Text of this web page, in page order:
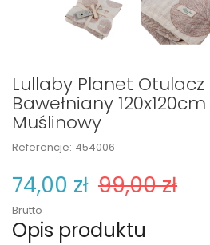
Lullaby Planet Otulacz
Bawełniany 120x120cm
Muślinowy
Referencje: 454006
74,00 zł 99,00 zł
Brutto
Opis produktu